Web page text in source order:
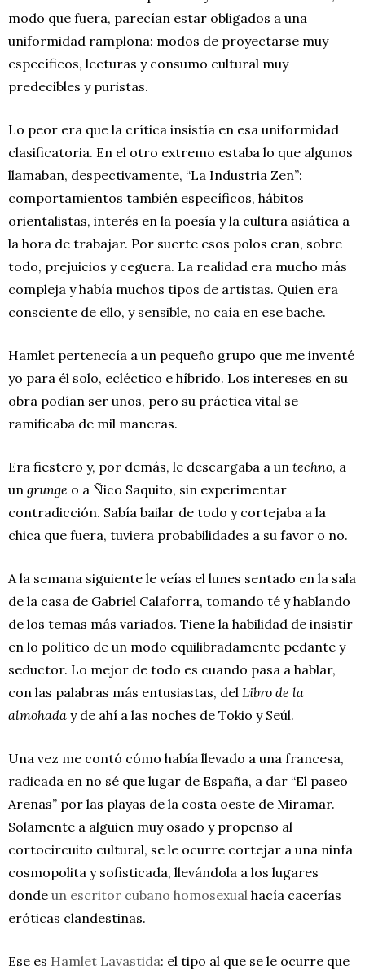
modo que fuera, parecían estar obligados a una
uniformidad ramplona: modos de proyectarse muy
específicos, lecturas y consumo cultural muy
predecibles y puristas.
Lo peor era que la crítica insistía en esa uniformidad
clasificatoria. En el otro extremo estaba lo que algunos
llamaban, despectivamente, “La Industria Zen”:
comportamientos también específicos, hábitos
orientalistas, interés en la poesía y la cultura asiática a
la hora de trabajar. Por suerte esos polos eran, sobre
todo, prejuicios y ceguera. La realidad era mucho más
compleja y había muchos tipos de artistas. Quien era
consciente de ello, y sensible, no caía en ese bache.
Hamlet pertenecía a un pequeño grupo que me inventé
yo para él solo, ecléctico e híbrido. Los intereses en su
obra podían ser unos, pero su práctica vital se
ramificaba de mil maneras.
Era fiestero y, por demás, le descargaba a un techno, a
un grunge o a Ñico Saquito, sin experimentar
contradicción. Sabía bailar de todo y cortejaba a la
chica que fuera, tuviera probabilidades a su favor o no.
A la semana siguiente le veías el lunes sentado en la sala
de la casa de Gabriel Calaforra, tomando té y hablando
de los temas más variados. Tiene la habilidad de insistir
en lo político de un modo equilibradamente pedante y
seductor. Lo mejor de todo es cuando pasa a hablar,
con las palabras más entusiastas, del Libro de la
almohada y de ahí a las noches de Tokio y Seúl.
Una vez me contó cómo había llevado a una francesa,
radicada en no sé que lugar de España, a dar “El paseo
Arenas” por las playas de la costa oeste de Miramar.
Solamente a alguien muy osado y propenso al
cortocircuito cultural, se le ocurre cortejar a una ninfa
cosmopolita y sofisticada, llevándola a los lugares
donde un escritor cubano homosexual hacía cacerías
eróticas clandestinas.
Ese es Hamlet Lavastida: el tipo al que se le ocurre que